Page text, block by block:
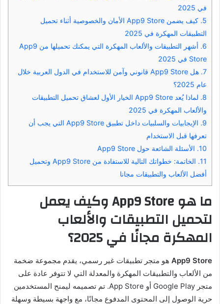
في 2025
5.
كيف يضمن App9 Store الأمان والخصوصية أثناء تحميل
التطبيقات المهكرة في 2025
6.
أشهر التطبيقات والألعاب المهكرة التي يمكنك تحميلها من App9
Store في 2025
7.
هل App9 Store قانوني وآمن للاستخدام في الدول العربية خلال
عام 2025؟
8.
لماذا يُعد App9 Store الخيار الأول لعشاق تحميل التطبيقات
والألعاب المهكرة في 2025
9.
الإيجابيات والسلبيات داخل تطبيق App9 Store التي يجب أن
تعرفها قبل الاستخدام
10. الأسئلة الشائعة حول App9 Store
11.
الخاتمة: خطواتك التالية للاستفادة من App9 Store وتحميل
أفضل الألعاب والتطبيقات مجانا
ما هو App9 Store وكيف يعمل
لتحميل التطبيقات والألعاب
المهكرة مجانًا في 2025؟
App9 Store هو متجر تطبيقات غير رسمي، يقدم مجموعة ضخمة
من الألعاب والتطبيقات المهكرة والمعدلة التي لا تتوفر عادة على
متجر Google Play أو App Store. تم تصميمه ليمنح المستخدمين
حرية الوصول إلى المحتوى المدفوع مجانًا، مع واجهة بسيطة وسهلة